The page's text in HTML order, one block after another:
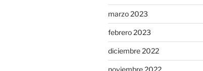
marzo 2023
febrero 2023
diciembre 2022
noviembre 2022